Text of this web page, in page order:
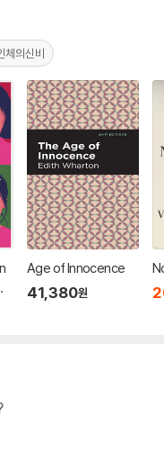
체의신비
Age of Innocence
41,380원